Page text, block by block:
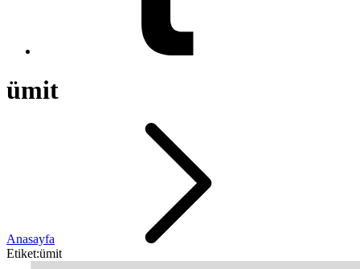
ümit
Anasayfa
Etiket:ümit